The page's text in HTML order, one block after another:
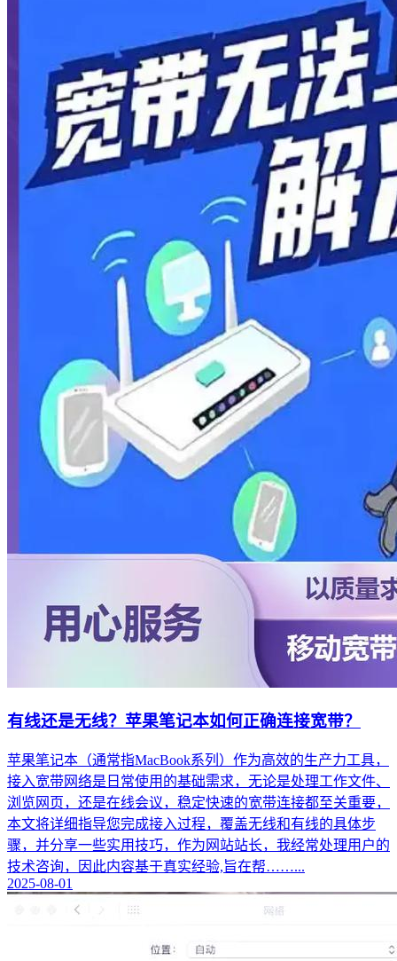
有线还是无线？苹果笔记本如何正确连接宽带？
苹果笔记本（通常指MacBook系列）作为高效的生产力工具，
接入宽带网络是日常使用的基础需求，无论是处理工作文件、
浏览网页，还是在线会议，稳定快速的宽带连接都至关重要，
本文将详细指导您完成接入过程，覆盖无线和有线的具体步
骤，并分享一些实用技巧，作为网站站长，我经常处理用户的
技术咨询，因此内容基于真实经验,旨在帮……...
2025-08-01